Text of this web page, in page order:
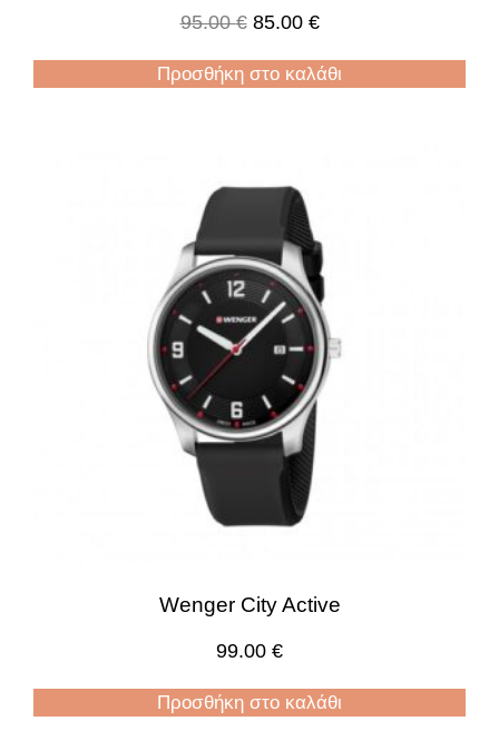
95.00€ 85.00 €
Προσθήκη στο καλάθι
Wenger City Active
99.00 €
Προσθήκη στο καλάθι